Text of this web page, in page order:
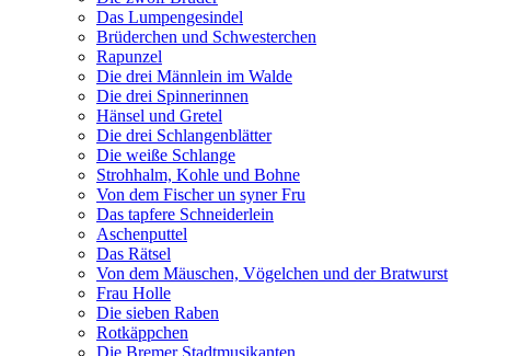
Das Lumpengesindel
Brüderchen und Schwesterchen
Rapunzel
Die drei Männlein im Walde
Die drei Spinnerinnen
Hänsel und Gretel
Die drei Schlangenblätter
Die weiße Schlange
Strohhalm, Kohle und Bohne
Von dem Fischer un syner Fru
Das tapfere Schneiderlein
Aschenputtel
Das Rätsel
Von dem Mäuschen, Vögelchen und der Bratwurst
Frau Holle
Die sieben Raben
Rotkäppchen
Die Bremer Stadtmusikanten